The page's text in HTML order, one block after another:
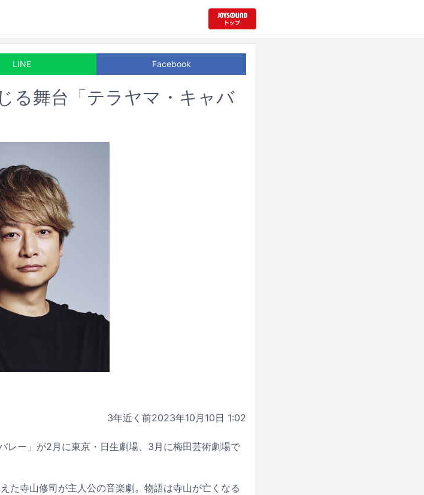
LINE Facebook
る舞台「テラヤマ・キャバ
3年近く前2023年10月10日 1:02
レー」が2月に東京・日生劇場、3月に梅田芸術劇場で
た寺山修司が主人公の音楽劇。物語は寺山が亡くなる